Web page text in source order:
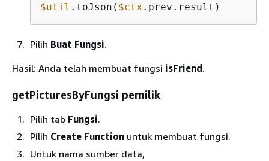
$util .toJson( $ctx .prev.result)
Pilih Buat Fungsi.
Hasil: Anda telah membuat fungsi isFriend.
getPicturesByFungsi pemilik
Pilih tab Fungsi.
Pilih Create Function untuk membuat fungsi.
Untuk nama sumber data,